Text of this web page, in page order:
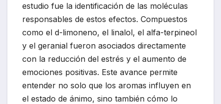
estudio fue la identificación de las moléculas
responsables de estos efectos. Compuestos
como el d-limoneno, el linalol, el alfa-terpineol
y el geranial fueron asociados directamente
con la reducción del estrés y el aumento de
emociones positivas. Este avance permite
entender no solo que los aromas influyen en
el estado de ánimo, sino también cómo lo